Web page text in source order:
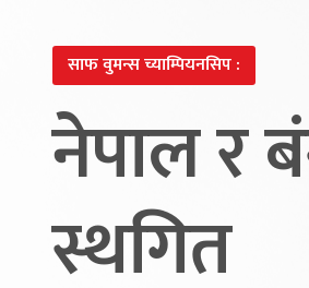
साफ वुमन्स च्याम्पियनसिप :
नेपाल र
स्थगित